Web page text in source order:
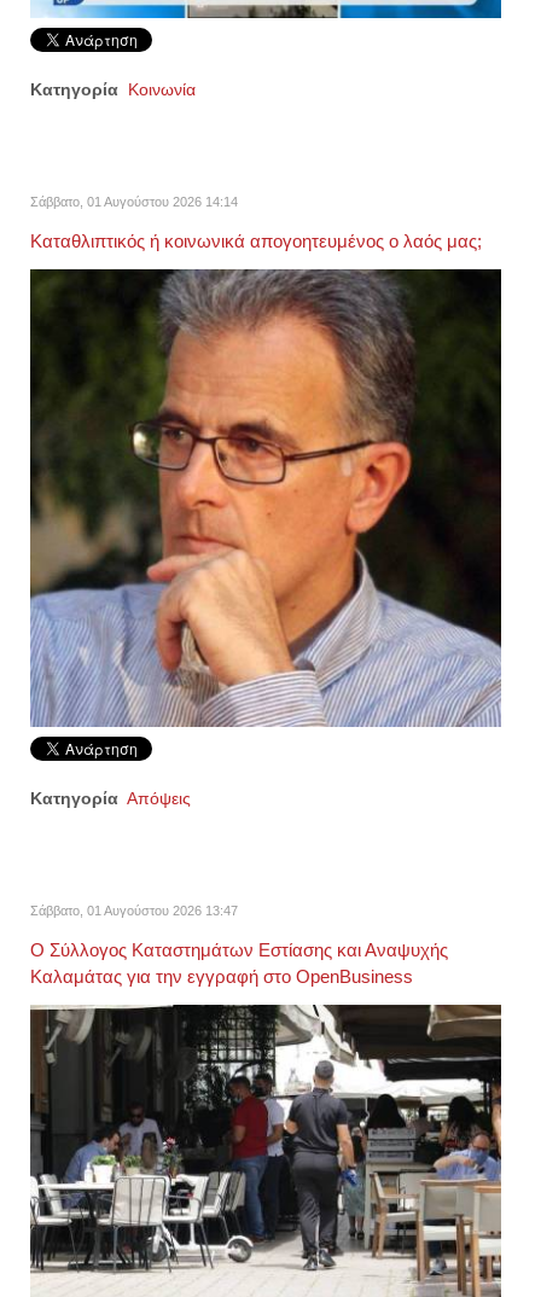
Κατηγορία Κοινωνία
Σάββατο, 01 Αυγούστου 2026 14:14
Καταθλιπτικός ή κοινωνικά απογοητευμένος ο λαός μας;
Κατηγορία Απόψεις
Σάββατο, 01 Αυγούστου 2026 13:47
Ο Σύλλογος Καταστημάτων Εστίασης και Αναψυχής
Καλαμάτας για την εγγραφή στο OpenBusiness